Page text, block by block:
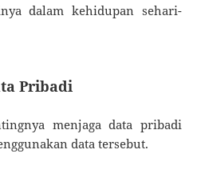
dalam kehidupan sehari-
Pribadi
menjaga data pribadi
data tersebut.